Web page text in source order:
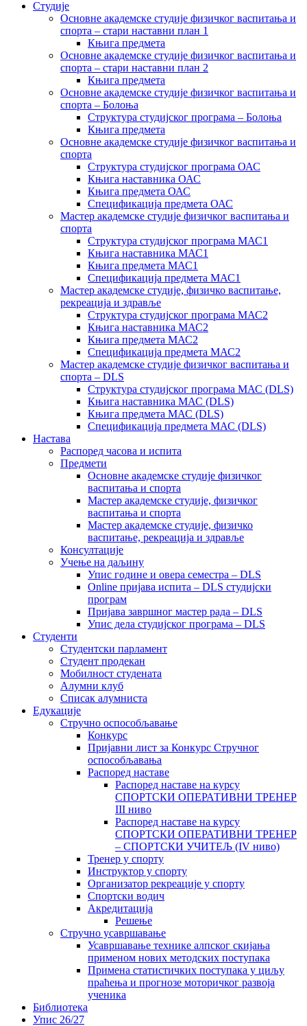
Студије
Основне академске студије физичког васпитања и
спорта – стари наставни план 1
Књига предмета
Основне академске студије физичког васпитања и
спорта – стари наставни план 2
Књига предмета
Основне академске студије физичког васпитања и
спорта – Болоња
Структура студијског програма – Болоња
Књига предмета
Основне академске студије физичког васпитања и
спорта
Структура студијског програма ОАС
Књига наставника ОАС
Књига предмета ОАС
Спецификација предмета ОАС
Мастер академске студије физичког васпитања и
спорта
Структура студијског програма МАС1
Књига наставника МАС1
Књига предмета МАС1
Спецификација предмета МАС1
Мастер академске студије, физичко васпитање,
рекреација и здравље
Структура студијског програма МАС2
Књига наставника МАС2
Књига предмета МАС2
Спецификација предмета МАС2
Мастер академске студије физичког васпитања и
спорта – DLS
Структура студијског програма МАС (DLS)
Књига наставника МАС (DLS)
Књига предмета МАС (DLS)
Спецификација предмета МАС (DLS)
Настава
Распоред часова и испита
Предмети
Основне академске студије физичког
васпитања и спорта
Мастер академске студије, физичког
васпитања и спорта
Мастер академске студије, физичко
васпитање, рекреација и здравље
Консултације
Учење на даљину
Упис године и овера семестра – DLS
Online пријава испита – DLS студијски
програм
Пријава завршног мастер рада – DLS
Упис дела студијског програма – DLS
Студенти
Студентски парламент
Студент продекан
Мобилност студената
Алумни клуб
Списак алумниста
Едукације
Стручно оспособљавање
Конкурс
Пријавни лист за Конкурс Стручног
оспособљавања
Распоред наставе
Распоред наставе на курсу
СПОРТСКИ ОПЕРАТИВНИ ТРЕНЕР
III ниво
Распоред наставе на курсу
СПОРТСКИ ОПЕРАТИВНИ ТРЕНЕР
– СПОРТСКИ УЧИТЕЉ (IV ниво)
Тренер у спорту
Инструктор у спорту
Организатор рекреације у спорту
Спортски водич
Акредитација
Решење
Стручно усавршавање
Усавршавање технике алпског скијања
применом нових методских поступака
Примена статистичких поступака у циљу
праћења и прогнозе моторичког развоја
ученика
Библиотека
Упис 26/27